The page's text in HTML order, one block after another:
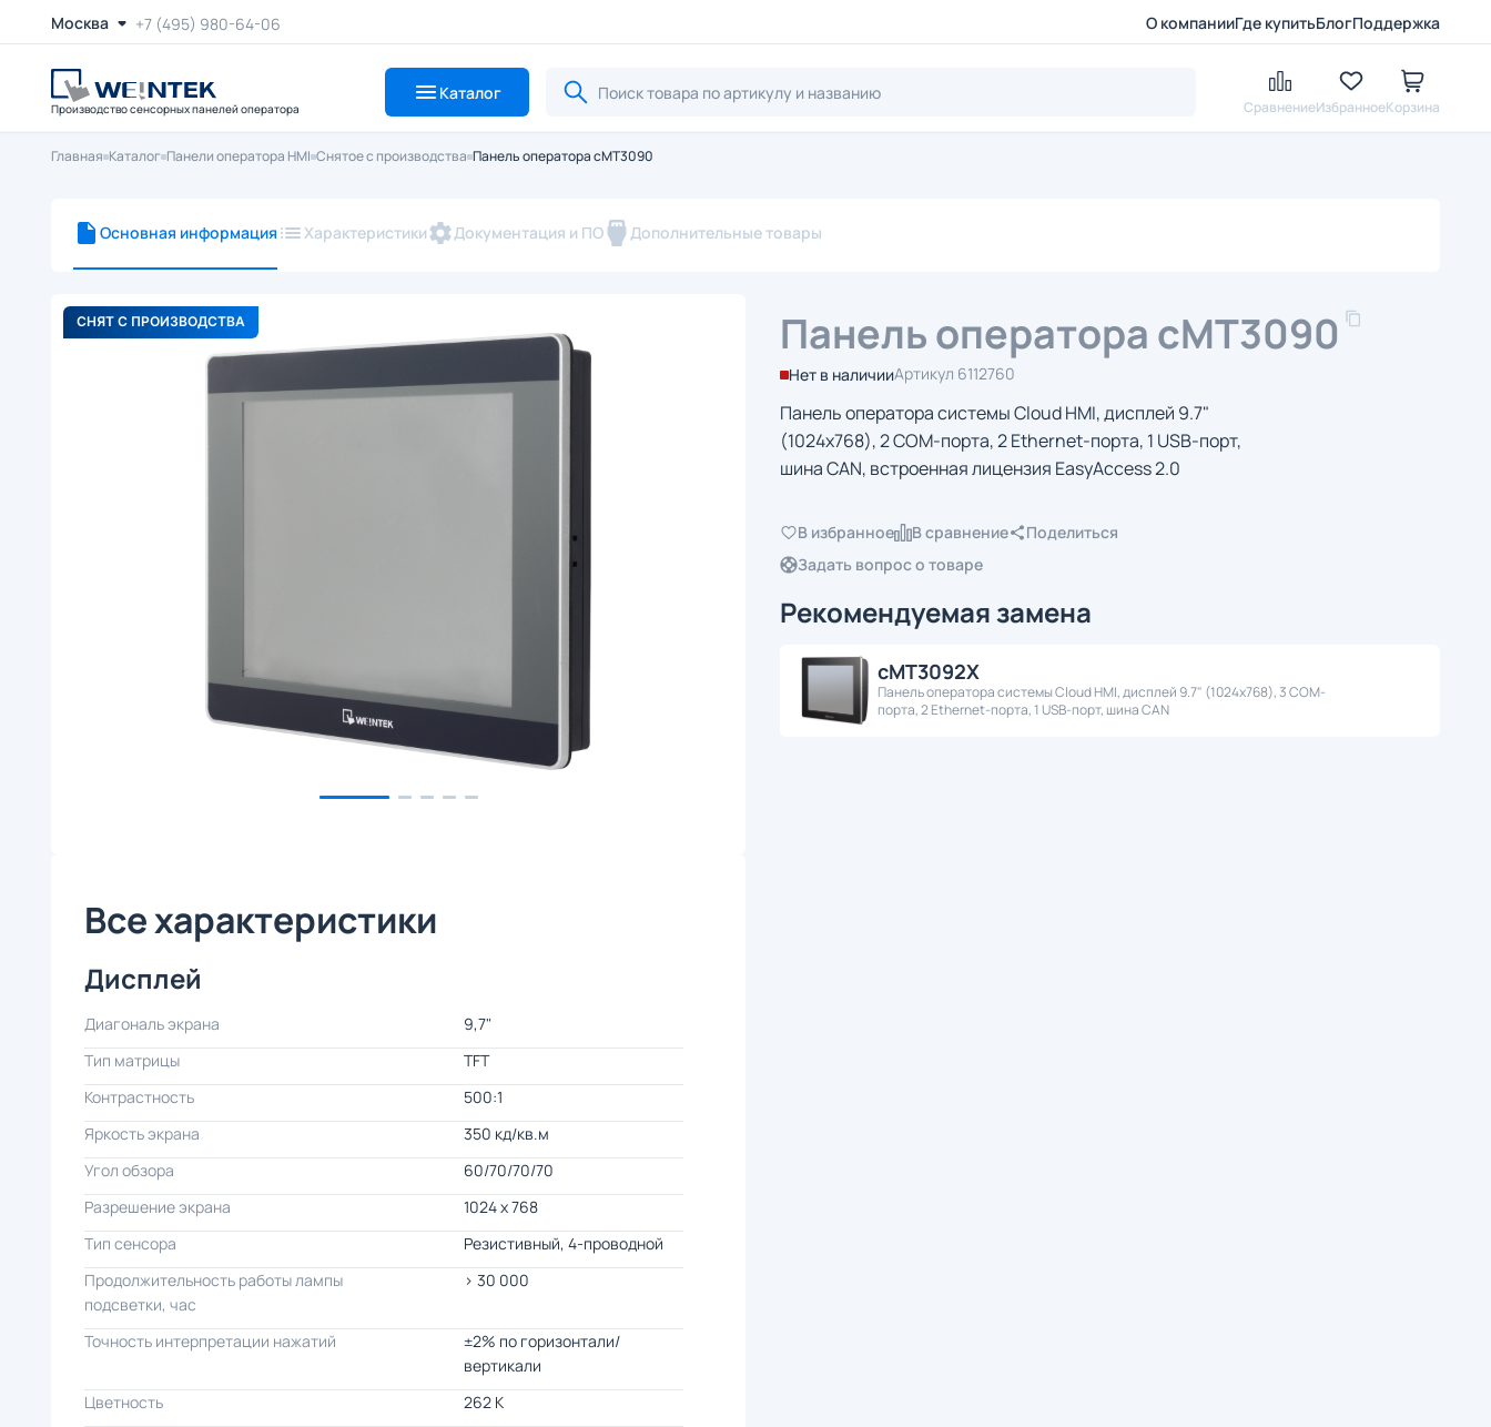
Москва +7 (495) 980-64-06 О компанииГде купитьБлогПоддержка
Производство сенсорных панелей оператора
Каталог
СравнениеИзбранноеКорзина
Главная Каталог Панели оператора HMI Снятое с производства Панель оператора cMT3090
Основная информация Характеристики Документация и ПО Дополнительные товары
Панель оператора cMT3090
Нет в наличииАртикул 6112760
Панель оператора системы Cloud HMI, дисплей 9.7"
(1024x768), 2 COM-порта, 2 Ethernet-порта, 1 USB-порт,
шина CAN, встроенная лицензия EasyAccess 2.0
В избранное В сравнение
Поделиться
Задать вопрос о товаре
Рекомендуемая замена
cMT3092X
Панель оператора системы Cloud HMI, дисплей 9.7" (1024x768), 3 COM-
порта, 2 Ethernet-порта, 1 USB-порт, шина CAN
СНЯТ С ПРОИЗВОДСТВА
Все характеристики
Дисплей
Диагональ экрана
9,7"
Тип матрицы
TFT
Контрастность
500:1
Яркость экрана
350 кд/кв.м
Угол обзора
60/70/70/70
Разрешение экрана
1024 x 768
Тип сенсора
Резистивный, 4-проводной
Продолжительность работы лампы
подсветки, час
> 30 000
Точность интерпретации нажатий
±2% по горизонтали/
вертикали
Цветность
262 K